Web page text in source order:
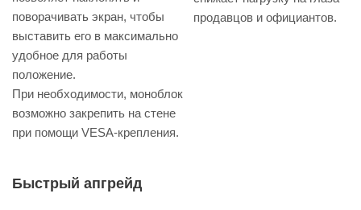
поворачивать экран, чтобы
выставить его в максимально
удобное для работы
положение.
При необходимости, моноблок
возможно закрепить на стене
при помощи VESA-крепления.
продавцов и официантов.
Быстрый апгрейд